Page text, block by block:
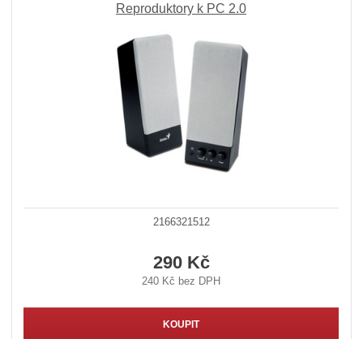
Reproduktory k PC 2.0
2166321512
290 Kč
240 Kč bez DPH
KOUPIT